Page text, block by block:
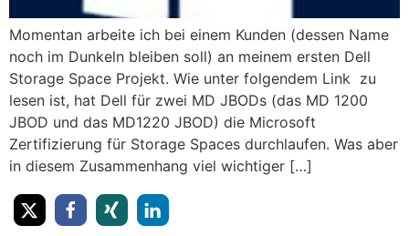
Momentan arbeite ich bei einem Kunden (dessen Name
noch im Dunkeln bleiben soll) an meinem ersten Dell
Storage Space Projekt. Wie unter folgendem Link zu
lesen ist, hat Dell für zwei MD JBODs (das MD 1200
JBOD und das MD1220 JBOD) die Microsoft
Zertifizierung für Storage Spaces durchlaufen. Was aber
in diesem Zusammenhang viel wichtiger […]